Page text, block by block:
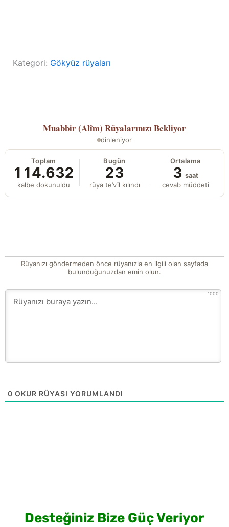
Kategori: Gökyüz rüyaları
Muabbir (Alîm) Rüyalarınızı Bekliyor
dinleniyor
Toplam
114.632
kalbe dokunuldu
Bugün
23
rüya te’vîl kılındı
Ortalama
3 saat
cevab müddeti
Rüyanızı göndermeden önce rüyanızla en ilgili olan sayfada
bulunduğunuzdan emin olun.
1000
0 OKUR RÜYASI YORUMLANDI
Desteğiniz Bize Güç Veriyor